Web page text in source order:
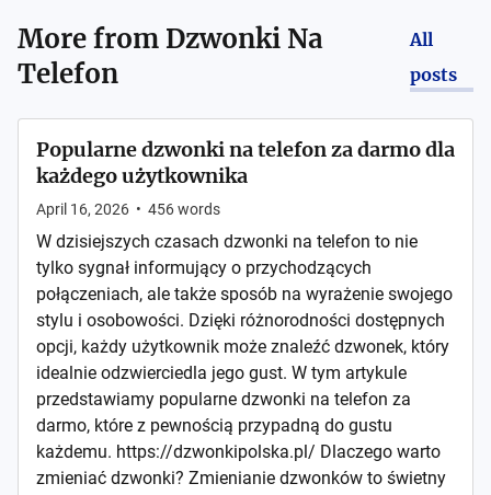
More from Dzwonki Na
Telefon
All
posts
Popularne dzwonki na telefon za darmo dla
każdego użytkownika
April 16, 2026 • 456words
W dzisiejszych czasach dzwonki na telefon to nie
tylko sygnał informujący o przychodzących
połączeniach, ale także sposób na wyrażenie swojego
stylu i osobowości. Dzięki różnorodności dostępnych
opcji, każdy użytkownik może znaleźć dzwonek, który
idealnie odzwierciedla jego gust. W tym artykule
przedstawiamy popularne dzwonki na telefon za
darmo, które z pewnością przypadną do gustu
każdemu. https://dzwonkipolska.pl/ Dlaczego warto
zmieniać dzwonki? Zmienianie dzwonków to świetny